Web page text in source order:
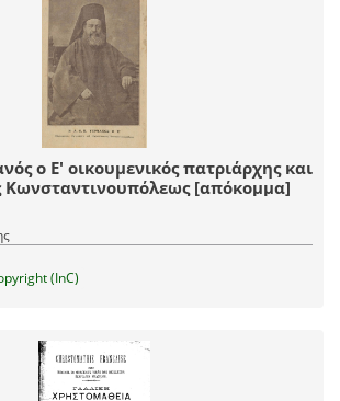
ο Ε' οικουμενικός πατριάρχης και
Αρχιεπίσκοπος Κωνσταντινουπόλεως [απόκομμα]
(InC)